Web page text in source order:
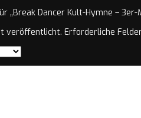
„Break Dancer Kult-Hymne – 3er-
veröffentlicht. Erforderliche